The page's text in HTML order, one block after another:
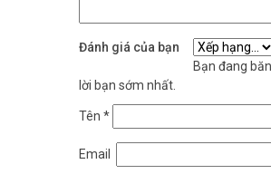
Đánh giá của bạn
Bạn đang
lời bạn sớm nhất.
Tên *
Email